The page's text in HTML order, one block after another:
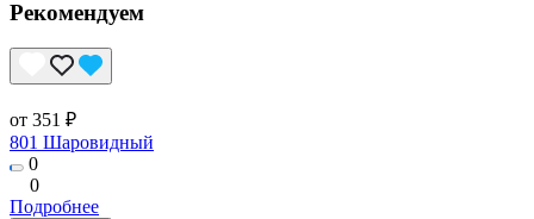
Рекомендуем
от 351 ₽
801 Шаровидный
0
0
Подробнее